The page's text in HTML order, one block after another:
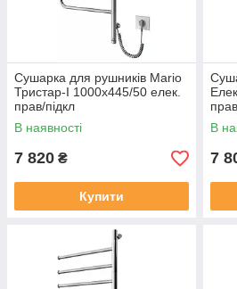
Сушарка для рушників Mario
Тристар-I 1000х445/50 елек.
прав/підкл
В наявності
7 820 ₴
Купити
В
7